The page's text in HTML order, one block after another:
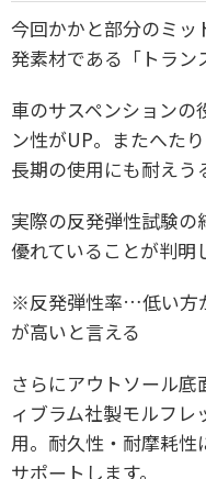
今回かかと部分のミッ
発素材である「トラン
車のサスペンションの
ン性がUP。またへた
長期の使用にも耐えう
実際の反発弾性試験
優れていることが判明
※反発弾性率…低い方
が高いと言える
さらにアウトソール
ィブラム社製モルフ
用。耐久性・耐摩耗
サポートします。